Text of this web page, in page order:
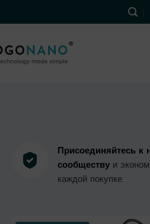
Присоединяйтесь к
сообществуи
каждой покупке.